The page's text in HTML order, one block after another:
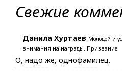
Свежие
Данила Хуртаев Молодой и
внимания на награды. Призвание
О, надо же, однофамилец.